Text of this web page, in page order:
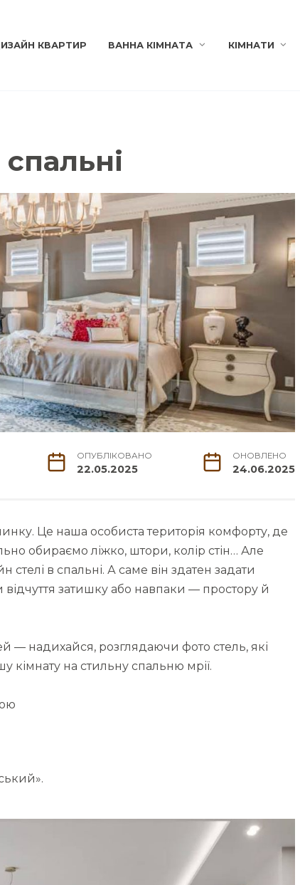
КВАРТИР ВАННА КІМНАТА КІМНАТИ
ОПУБЛІКОВАНО
22.05.2025
ОНОВЛЕНО
24.06.2025
Це наша особиста територія комфорту, де
обираємо ліжко, штори, колір стін… Але
в спальні. А саме він здатен задати
відчуття затишку або навпаки — простору й
— надихайся, розглядаючи фото стель, які
кімнату на стильну спальню мрії.